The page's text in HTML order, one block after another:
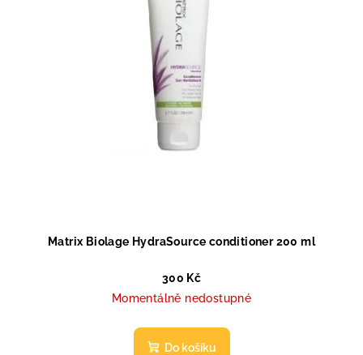
Matrix Biolage HydraSource conditioner 200 ml
300 Kč
Momentálně nedostupné
Do košíku